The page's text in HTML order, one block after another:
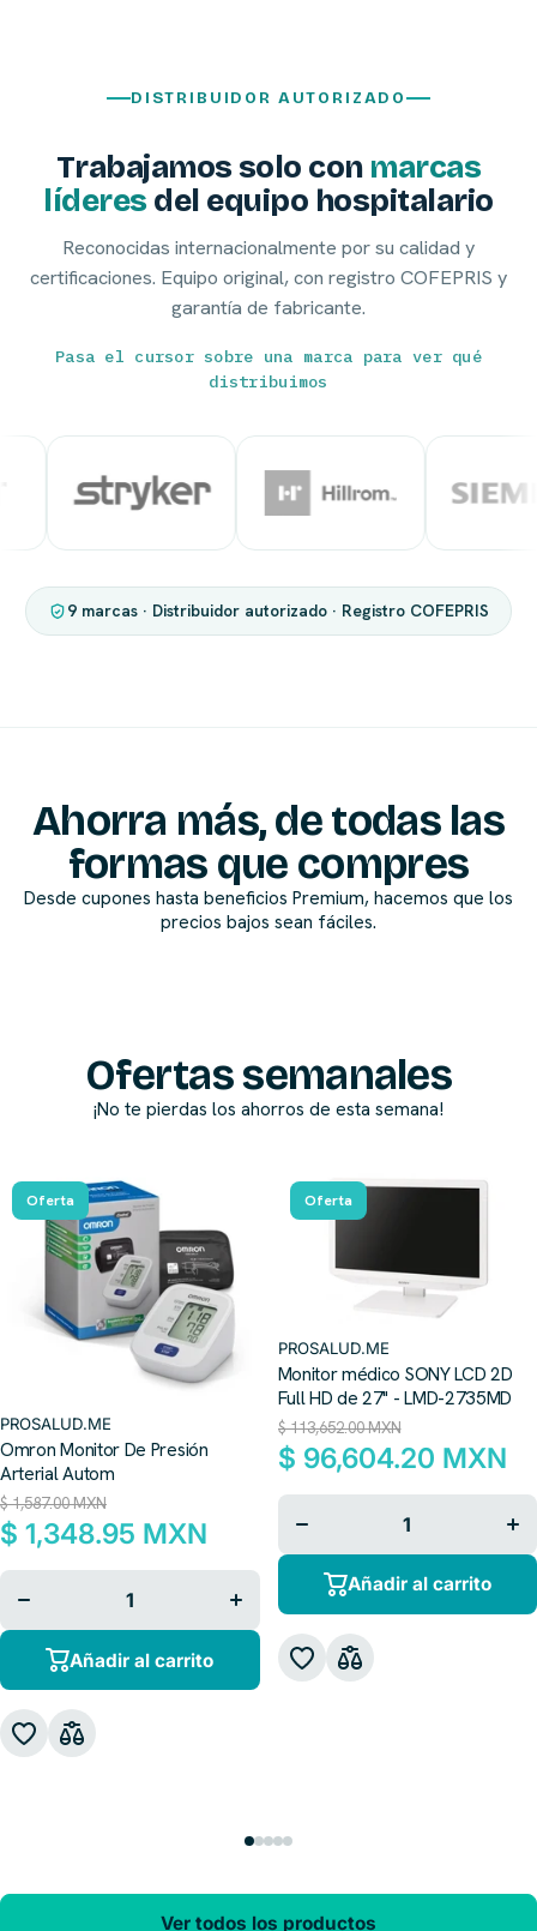
DISTRIBUIDOR AUTORIZADO
Trabajamos solo con marcas
líderesdel equipo hospitalario
Reconocidas internacionalmente por su calidad y
certificaciones. Equipo original, con registro COFEPRIS y
garantía de fabricante.
Pasa el cursor sobre una marca para ver qué
distribuimos
9 marcas · Distribuidor autorizado · Registro COFEPRIS
Ahorra más, de todas las
formas que compres
Desde cupones hasta beneficios Premium, hacemos que los
precios bajos sean fáciles.
Ofertas semanales
¡No te pierdas los ahorros de esta semana!
Oferta
PROSALUD.ME
Omron Monitor De Presión
Arterial Autom
$ 1,587.00 MXN
$ 1,348.95 MXN
cantidad
cantidad
Añadir al carrito
Oferta
PROSALUD.ME
Monitor médico SONY LCD 2D
Full HD de 27" - LMD-2735MD
$ 113,652.00 MXN
$ 96,604.20 MXN
cantidad
Añadir al carrito
Ver todos los productos